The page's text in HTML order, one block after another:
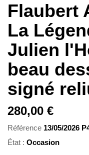
Flaubert
La
Julien
beau
signé
280,00 €
Référence 13/05/2026
État : Occasion